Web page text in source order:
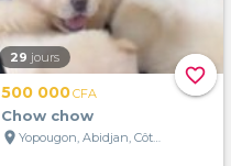
favorite_border
29 jours
500 000CFA
Chow chow
location_on
Yopougon, Abidjan, Côte d'Ivoire